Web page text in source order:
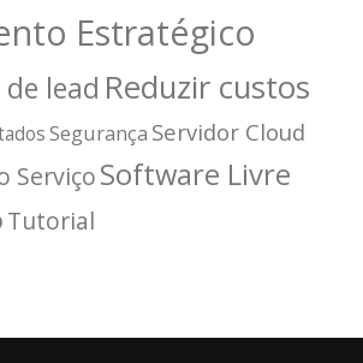
Estratégico
lead Reduzir custos
Segurança Servidor Cloud
ServiçoSoftware Livre
Tutorial